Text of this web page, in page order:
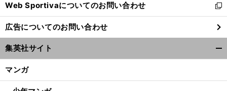
く
Web Sportivaについてのお問い合わせ
新
し
い
ウ
ィ
ン
ウ
広告についてのお問い合わせ
集英社サイト
マンガ